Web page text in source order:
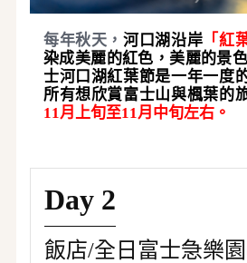
每年秋天，河口湖沿岸 「 紅
染成美麗的紅色，美麗的景
士河口湖紅葉節是一年一度
所有想欣賞富士山與楓葉的
11月
上旬至11月 中旬左右。
Day 2
飯店/全日富士急樂